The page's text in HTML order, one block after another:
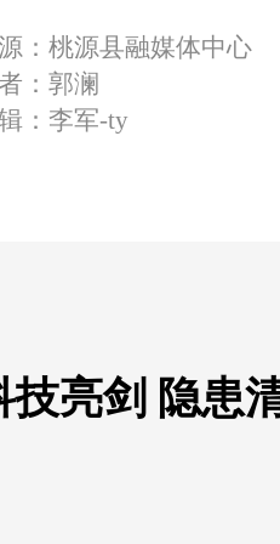
：桃源县融媒体中心
：郭澜
：李军-ty
技亮剑 隐